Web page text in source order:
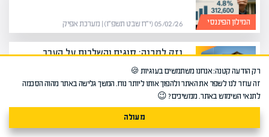
המילון הפיננסי 05/02/26 (י״ח שבט תשפ״ו) | מערכת אפיק
המילון הפיננסי
נזק למבנה: סוגים והשלכות על הערך
03/02/26 (ט״ז שבט תשפ״ו) | מערכת אפיק
רק הודעה קטנה: אנחנו משתמשים בעוגיות 🍪
זה עוזר לנו לשפר את האתר ולהפוך אותו ליותר נוח. המשך גלישה באתר מהוה הסכמה
לתנאי השימוש באתר. ממשיכים? 😉
מעולה